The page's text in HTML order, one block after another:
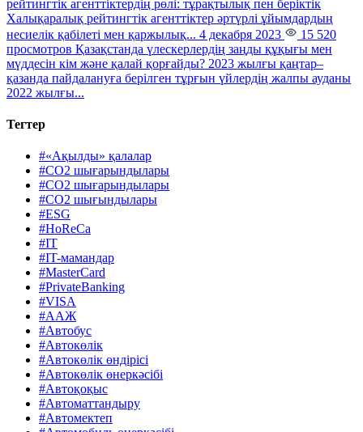
рейтингтік агенттіктердің рөлі: тұрақтылық пен беріктік
Халықаралық рейтингтік агенттіктер әртүрлі ұйымдардың
несиелік қабілеті мен қаржылық... 4 декабря 2023
15 520
просмотров Қазақстанда үлескерлердің заңды құқығы мен
мүддесін кім және қалай қорғайды? 2023 жылғы қаңтар–
қазанда пайдалануға берілген тұрғын үйлердің жалпы ауданы
2022 жылғы...
Тегтер
#«Ақылды» қалалар
#CO2 шығарындылары
#CO2 шығарындылары
#CO2 шығындылары
#ESG
#HoReCa
#IT
#IT-мамандар
#MasterCard
#PrivateBanking
#VISA
#ААЖ
#Автобус
#Автокөлік
#Автокөлік өндірісі
#Автокөлік өнеркәсібі
#Автоқоқыс
#Автоматтандыру
#Автомектеп